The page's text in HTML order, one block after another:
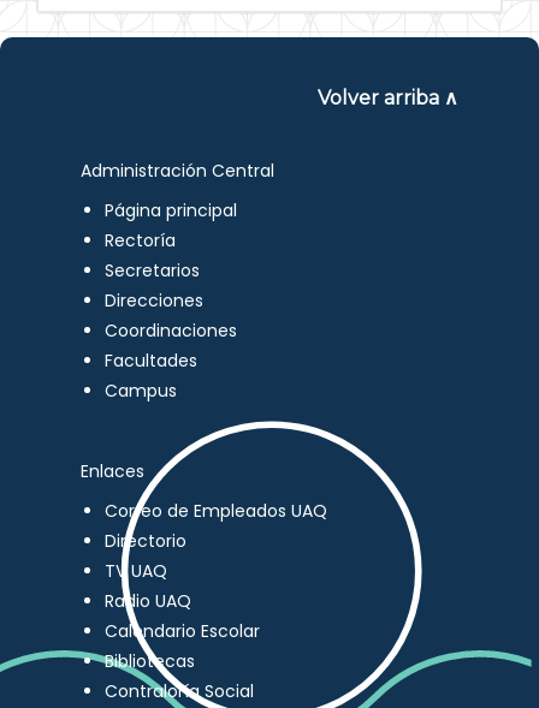
Volver arriba ∧
Administración Central
Página principal
Rectoría
Secretarios
Direcciones
Coordinaciones
Facultades
Campus
Enlaces
Correo de Empleados UAQ
Directorio
TV UAQ
Radio UAQ
Calendario Escolar
Bibliotecas
Contraloría Social